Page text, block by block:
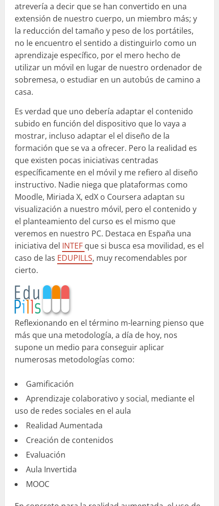
atrevería a decir que se han convertido en una
extensión de nuestro cuerpo, un miembro más; y
la reducción del tamaño y peso de los portátiles,
no le encuentro el sentido a distinguirlo como un
aprendizaje específico, por el mero hecho de
utilizar un móvil en lugar de nuestro ordenador de
sobremesa, o estudiar en un autobús de camino a
casa.
Es verdad que uno debería adaptar el contenido
subido en función del dispositivo que lo vaya a
mostrar, incluso adaptar el el diseño de la
formación que se va a ofrecer. Pero la realidad es
que existen pocas iniciativas centradas
específicamente en el móvil y me refiero al diseño
instructivo. Nadie niega que plataformas como
Moodle, Miriada X, edX o Coursera adaptan su
visualización a nuestro móvil, pero el contenido y
el planteamiento del curso es el mismo que
veremos en nuestro PC. Destaca en España una
iniciativa del INTEF que si busca esa movilidad, es el
caso de las EDUPILLS, muy recomendables por
cierto.
Reflexionando en el término m-learning pienso que
más que una metodología, a día de hoy, nos
supone un medio para conseguir aplicar
numerosas metodologías como:
Gamificación
Aprendizaje colaborativo y social, mediante el
uso de redes sociales en el aula
Realidad Aumentada
Creación de contenidos
Evaluación
Aula Invertida
MOOC